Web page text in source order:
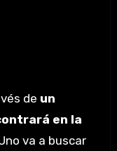
de un
en la
va a buscar